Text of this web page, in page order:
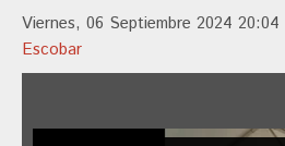
Viernes, 06 Septiembre 2024 20:04
Escobar